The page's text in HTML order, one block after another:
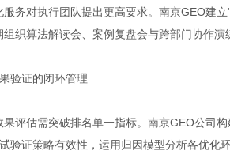
服务对执行团队提出更高要求。南京GEO建
组织算法解读会、案例复盘会与跨部门协作
验证的闭环管理
果评估需突破排名单一指标。南京GEO公司
验证策略有效性，运用归因模型分析各优化